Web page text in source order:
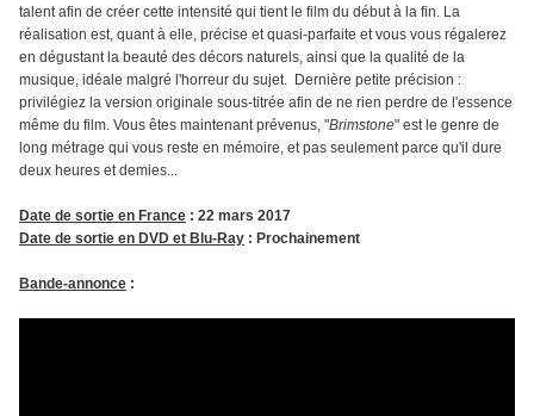
talent afin de créer cette intensité qui tient le film du début à la fin. La
réalisation est, quant à elle, précise et quasi-parfaite et vous vous régalerez
en dégustant la beauté des décors naturels, ainsi que la qualité de la
musique, idéale malgré l'horreur du sujet. Dernière petite précision :
privilégiez la version originale sous-titrée afin de ne rien perdre de l'essence
même du film. Vous êtes maintenant prévenus, "Brimstone" est le genre de
long métrage qui vous reste en mémoire, et pas seulement parce qu'il dure
deux heures et demies...
Date de sortie en France : 22 mars 2017
Date de sortie en DVD et Blu-Ray : Prochainement
Bande-annonce :